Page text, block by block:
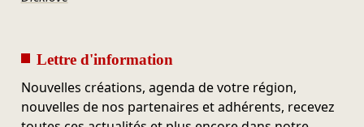
Lettre d'information
Nouvelles créations, agenda de votre région,
nouvelles de nos partenaires et adhérents, recevez